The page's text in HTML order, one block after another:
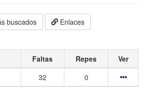
buscados Enlaces
Faltas Repes
Ver
32 0